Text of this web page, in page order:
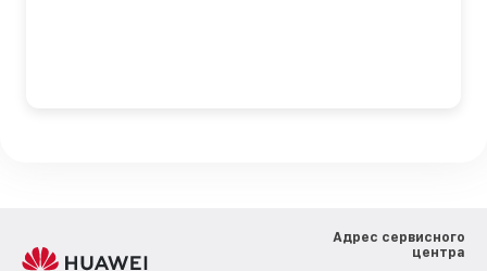
Адрес сервисного
центра